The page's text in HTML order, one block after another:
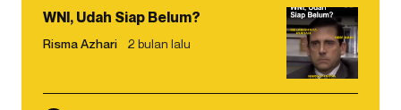
WNI, Udah Siap Belum?
Risma Azhari 2 bulan lalu